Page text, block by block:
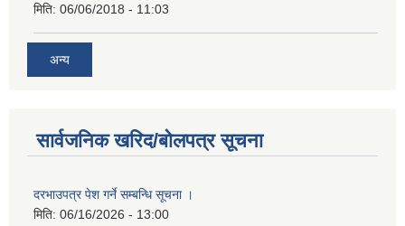
मिति: 06/06/2018 - 11:03
अन्य
सार्वजनिक खरिद/बोलपत्र सूचना
दरभाउपत्र पेश गर्ने सम्बन्धि सूचना ।
मिति: 06/16/2026 - 13:00